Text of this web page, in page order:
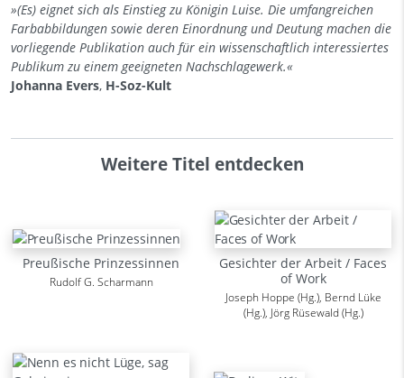
»(Es) eignet sich als Einstieg zu Königin Luise. Die umfangreichen
Farbabbildungen sowie deren Einordnung und Deutung machen die
vorliegende Publikation auch für ein wissenschaftlich interessiertes
Publikum zu einem geeigneten Nachschlagewerk.«
Johanna Evers, H-Soz-Kult
Weitere Titel entdecken
Preußische Prinzessinnen
Rudolf G. Scharmann
Gesichter der Arbeit / Faces
of Work
Joseph Hoppe (Hg.), Bernd Lüke
(Hg.), Jörg Rüsewald (Hg.)